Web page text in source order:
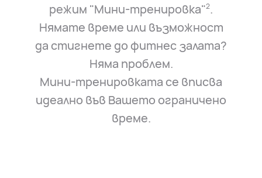
режим "Мини-тренировка"2.
Нямате време или възможност
да стигнете до фитнес залата?
Няма проблем.
Мини-тренировката се вписва
идеално във Вашето ограничено
време.